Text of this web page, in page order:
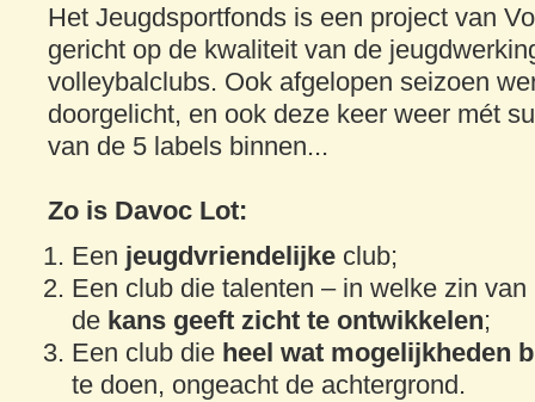
Het Jeugdsportfonds is een project van
gericht op de kwaliteit van de
volleybalclubs. Ook afgelopen seizoen
doorgelicht, en ook deze keer weer mét
van de 5 labels binnen...
Zo is Davoc Lot:
Een jeugdvriendelijke club;
Een club die talenten – in welke zin
de kans geeft zicht te ontwikkelen;
Een club die heel wat mogelijkheden
te doen, ongeacht de achtergrond.